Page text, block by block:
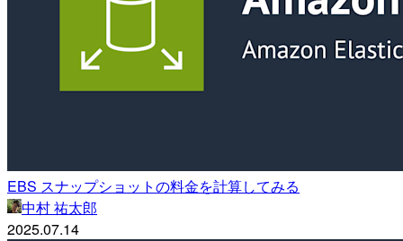
EBS スナップショットの料金を計算してみる
中村 祐太郎
2025.07.14